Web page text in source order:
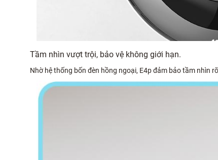
Tầm nhìn vượt trội, bảo vệ không giới hạn.
Nhờ hệ thống bốn đèn hồng ngoại, E4p đảm bảo tầm nhìn